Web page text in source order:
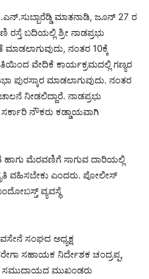
ಮಾತನಾಡಿ, ಜೂನ್ 27 ರ
ರಸ್ತೆ ಬದಿಯಲ್ಲಿ ಶ್ರೀ ನಾಡಪ್ರಭು
ನಂತರ 10ಕ್ಕೆ
ವೇದಿಕೆ ಕಾರ್ಯಕ್ರಮದಲ್ಲಿ ಗಣ್ಯರ
ಪುರಸ್ಕಾರ ಮಾಡಲಾಗುವುದು. ನಂತರ
ನೀಡಲಿದ್ದಾರೆ. ನಾಡಪ್ರಭು
ನೌಕರು ಕಡ್ಡಾಯವಾಗಿ
ಮೆರವಣಿಗೆ ಸಾಗುವ ದಾರಿಯಲ್ಲಿ
ವಹಿಸಬೇಕು ಎಂದರು. ಪೋಲೀಸ್
ವ್ಯವಸ್ಥೆ
ಸಂಘದ ಅಧ್ಯಕ್ಷ
ಸಹಾಯಕ ನಿರ್ದೇಶಕ ಚಂದ್ರಪ್ಪ,
ಸಮುದಾಯದ ಮುಖಂಡರು